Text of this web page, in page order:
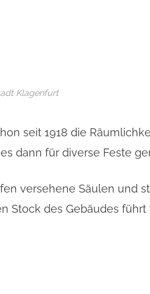
Klagenfurt
seit 1918 die
dann für diverse Feste
versehene Säulen und
Stock des Gebäudes